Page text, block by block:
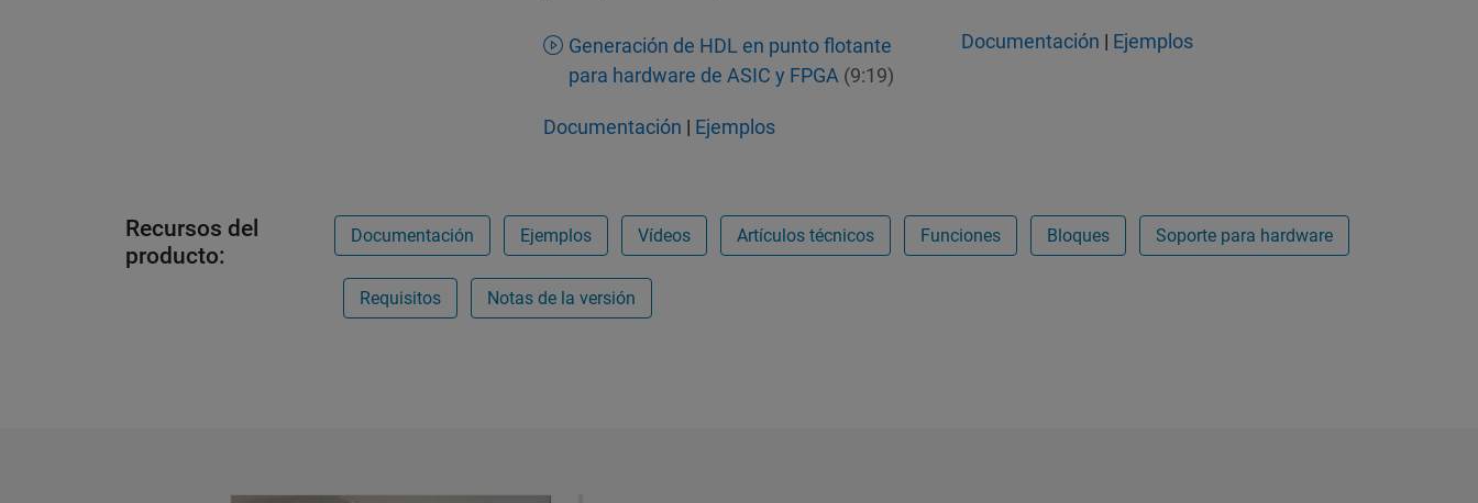
Generación de HDL en punto flotante
para hardware de ASIC y FPGA(9:19)
Documentación | Ejemplos
Documentación | Ejemplos
Recursos del
producto:
Documentación Ejemplos Vídeos Artículos técnicos Funciones Bloques Soporte para hardware
Requisitos Notas de la versión